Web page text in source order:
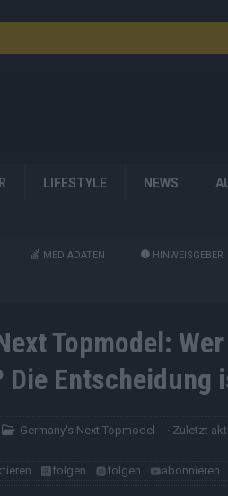
LIFESTYLE NEWS
MEDIADATEN HINWEISGEBER
Topmodel:
Die Entscheidung
Germany's Next Topmodel · Zuletzt
folgen folgen abonnieren